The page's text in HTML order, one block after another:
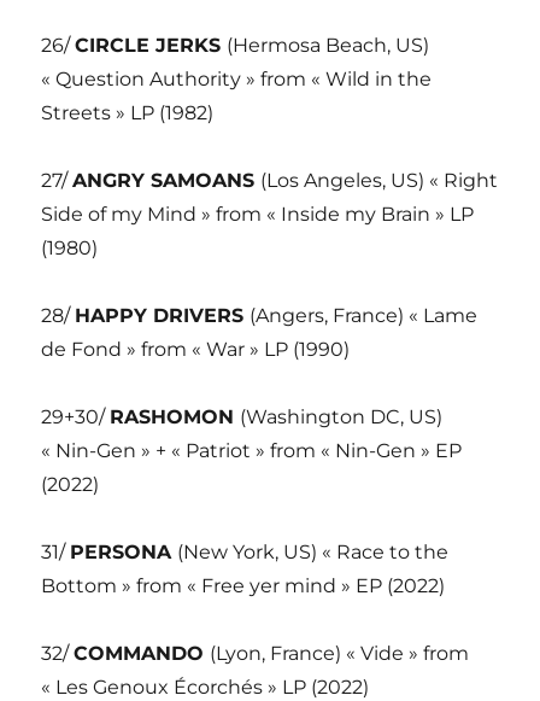
26/CIRCLE JERKS (Hermosa Beach, US)
« Question Authority » from « Wild in the
Streets » LP (1982)
27/ANGRY SAMOANS (Los Angeles, US) « Right
Side of my Mind » from « Inside my Brain » LP
(1980)
28/ HAPPY DRIVERS (Angers, France) « Lame
de Fond » from « War » LP (1990)
29+30/ RASHOMON (Washington DC, US)
« Nin-Gen » + « Patriot » from « Nin-Gen » EP
(2022)
31/ PERSONA (New York, US) « Race to the
Bottom » from « Free yer mind » EP (2022)
32/COMMANDO (Lyon, France) « Vide » from
« Les Genoux Écorchés » LP (2022)